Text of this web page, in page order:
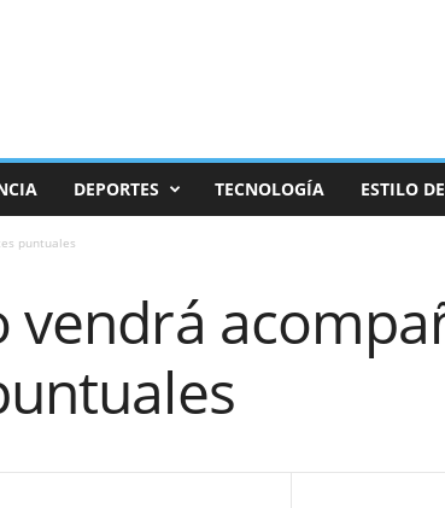
DEPORTES TECNOLOGÍA ESTILO
puntuales
vendrá